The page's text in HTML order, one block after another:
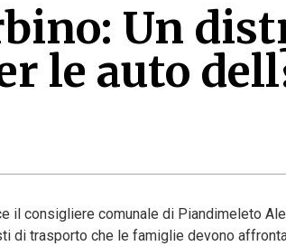
Un
le auto
il consigliere comunale di Piandimeleto
di trasporto che le famiglie devono